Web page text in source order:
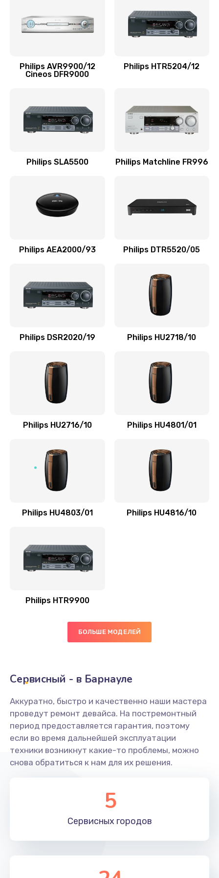
1100 руб.
Заказать
550 руб.
Ремонт экрана
1100 руб.
Заказать
Ремонт микросхемы NFC
1100 руб.
Замена разъема наушников
Ремонт микросхемы управления
Заказать
Замена микросхемы управления
Замена микросхемы NFC
Ремонт или замена флоуметра
Замена сальников
2000 руб.
Замена переходников
1000 руб.
Заказать
Замена уплотнительных колец
2000 руб.
Замена помпы
3000 руб.
Заказать
Philips AVR9900/12
Cineos DFR9000
Philips HTR5204/12
Philips SLA5500 Philips Matchline FR996
Philips AEA2000/93 Philips DTR5520/05
Philips DSR2020/19 Philips HU2718/10
Philips HU2716/10 Philips HU4801/01
Philips HU4803/01 Philips HU4816/10
Philips HTR9900
БОЛЬШЕ МОДЕЛЕЙ
Сервисный - в Барнауле
Аккуратно, быстро и качественно наши мастера
проведут ремонт девайса. На постремонтный
период предоставляется гарантия, поэтому
если во время дальнейшей эксплуатации
техники возникнут какие-то проблемы, можно
снова обратиться к нам для их решения.
5
Сервисных городов